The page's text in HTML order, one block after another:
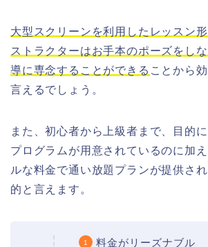
大型スクリーンを利用したレッスン
ストラクターはお手本のポーズをし
導に専念することができる ことから
言えるでしょう。
また、初心者から上級者まで、目的
プログラムが用意されているのに加
ルな料金で通い放題プランが提供さ
的と言えます。
料金がリーズナブル